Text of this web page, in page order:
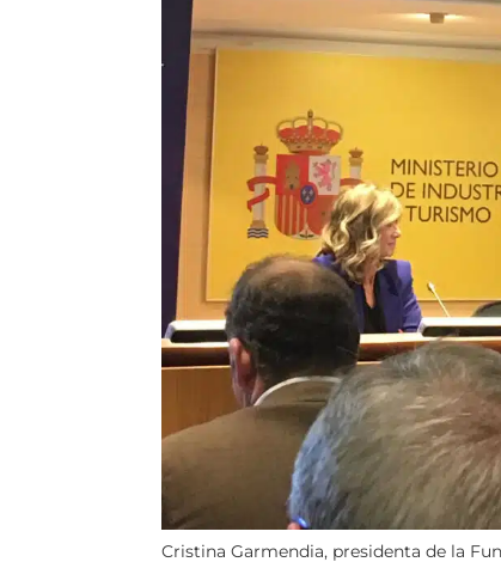
Cristina Garmendia, presidenta de la